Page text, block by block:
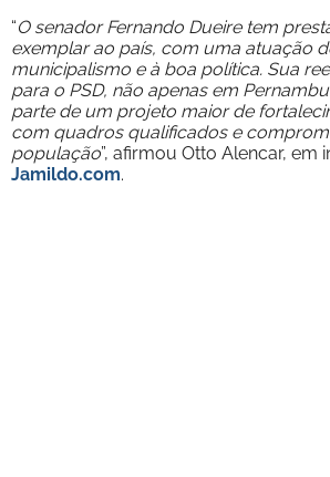
“O senador Fernando Dueire tem
exemplar ao país, com uma atuação
municipalismo e à boa política. Sua
para o PSD, não apenas em
parte de um projeto maior de
com quadros qualificados e
população”, afirmou Otto Alencar, em
Jamildo.com.